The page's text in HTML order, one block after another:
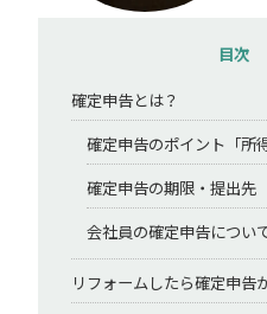
目次
確定申告とは？
確定申告のポイント「所
確定申告の期限・提出先
会社員の確定申告につい
リフォームしたら確定申告